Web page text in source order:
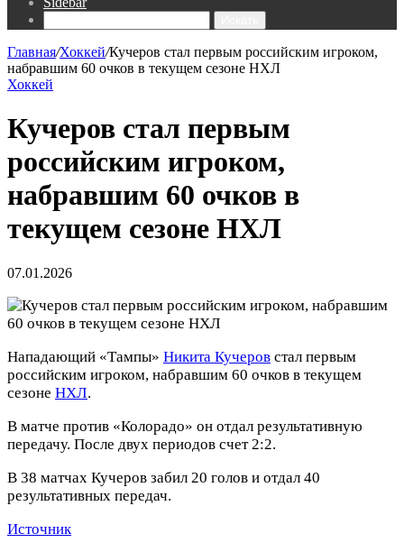
Главная/Хоккей/Кучеров стал первым российским игроком,
набравшим 60 очков в текущем сезоне НХЛ
Хоккей
Кучеров стал первым
российским игроком,
набравшим 60 очков в
текущем сезоне НХЛ
07.01.2026
Нападающий «Тампы» Никита Кучеров стал первым
российским игроком, набравшим 60 очков в текущем
сезоне НХЛ.
В матче против «Колорадо» он отдал результативную
передачу. После двух периодов счет 2:2.
В 38 матчах Кучеров забил 20 голов и отдал 40
результативных передач.
Источник